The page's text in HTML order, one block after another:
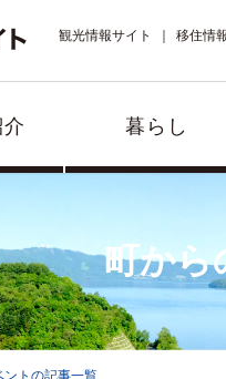
暮らし
観光情報サイト 移住情
町から
ントの記事一覧